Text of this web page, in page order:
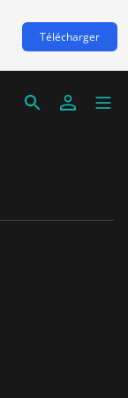
Télécharger